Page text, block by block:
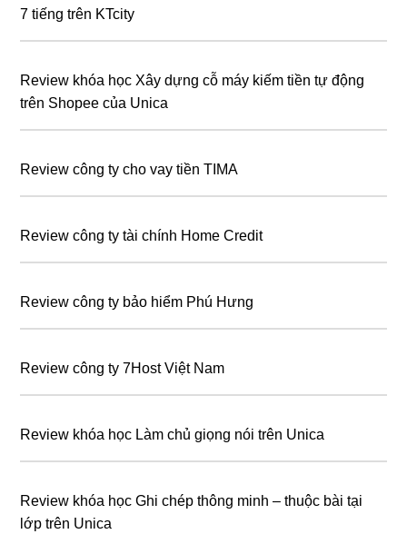
7 tiếng trên KTcity
Review khóa học Xây dựng cỗ máy kiếm tiền tự động
trên Shopee của Unica
Review công ty cho vay tiền TIMA
Review công ty tài chính Home Credit
Review công ty bảo hiểm Phú Hưng
Review công ty 7Host Việt Nam
Review khóa học Làm chủ giọng nói trên Unica
Review khóa học Ghi chép thông minh – thuộc bài tại
lớp trên Unica